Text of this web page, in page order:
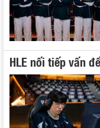
HLE nối tiếp vấn